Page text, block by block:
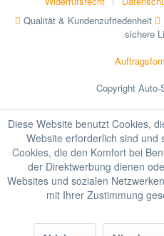
Qualität & Kundenzufriedenheit
sichere
Copyright Auto-
Diese Website benutzt Cookies,
Website erforderlich sind und
Cookies, die den Komfort bei
der Direktwerbung dienen
Websites und sozialen
mit Ihrer Zustimmung